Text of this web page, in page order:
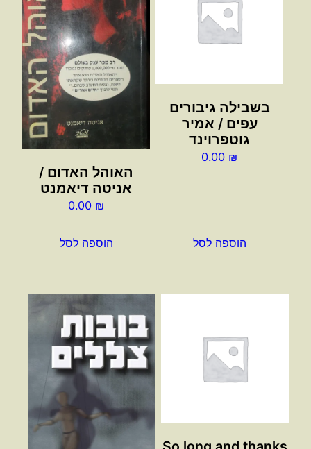
בשבילה גיבורים
עפים / אמיר
גוטפרוינד
0.00 ₪
הוספה לסל
האוהל האדום /
אניטה דיאמנט
0.00 ₪
הוספה לסל